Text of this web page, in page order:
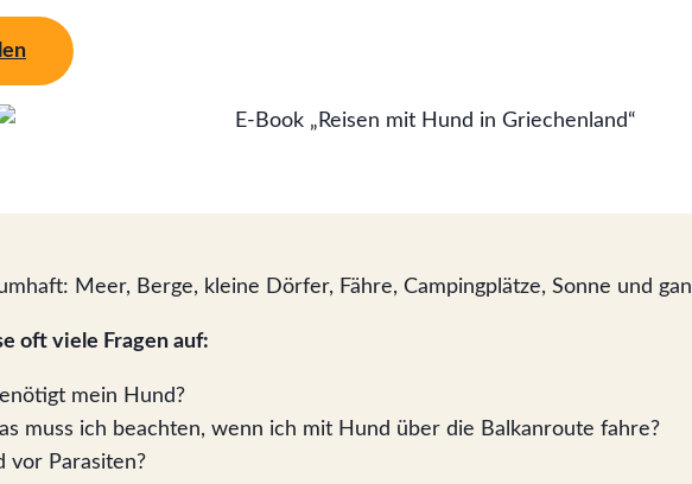
Meer, Berge, kleine Dörfer, Fähre, Campingplätze, Sonne und
oft viele Fragen auf:
mein Hund?
muss ich beachten, wenn ich mit Hund über die Balkanroute fahre?
vor Parasiten?